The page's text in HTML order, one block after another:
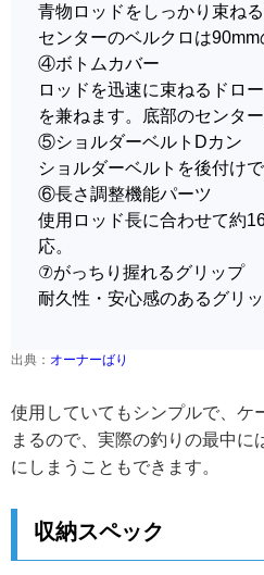
青物ロッドをしっかり束ね
センターのベルクロは90mm
④ボトムカバー
ロッドを迅速に束ねるドロ
を兼ねます。底部のセンタ
⑤ショルダーベルトDカン
ショルダーベルトを後付け
⑥長さ調整機能パーツ
使用ロッド長に合わせて約
応。
⑦がっちり握れるグリップ
耐久性・安心感のあるグリッ
出典： オーナーばり
使用していてもシンプルで、ケ
まるので、実際の釣りの最中に
にしまうこともできます。
収納スペック